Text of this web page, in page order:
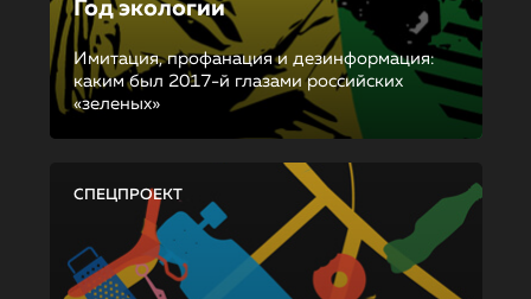
Год экологии
Имитация, профанация и дезинформация:
каким был 2017-й глазами российских
«зеленых»
СПЕЦПРОЕКТ